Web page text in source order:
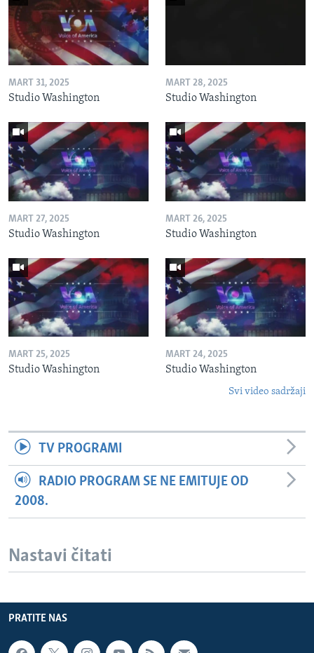
MART 31, 2025
Studio Washington
MART 28, 2025
Studio Washington
MART 27, 2025
Studio Washington
MART 26, 2025
Studio Washington
MART 25, 2025
Studio Washington
MART 24, 2025
Studio Washington
Svi video sadržaji
TV PROGRAMI
RADIO PROGRAM SE NE EMITUJE OD
2008.
Nastavi čitati
PRATITE NAS